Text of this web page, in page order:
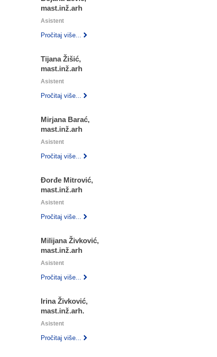
mast.inž.arh
Asistent
Pročitaj više...
Tijana Žišić,
mast.inž.arh
Asistent
Pročitaj više...
Mirjana Barać,
mast.inž.arh
Asistent
Pročitaj više...
Đorđe Mitrović,
mast.inž.arh
Asistent
Pročitaj više...
Milijana Živković,
mast.inž.arh
Asistent
Pročitaj više...
Irina Živković,
mast.inž.arh.
Asistent
Pročitaj više...